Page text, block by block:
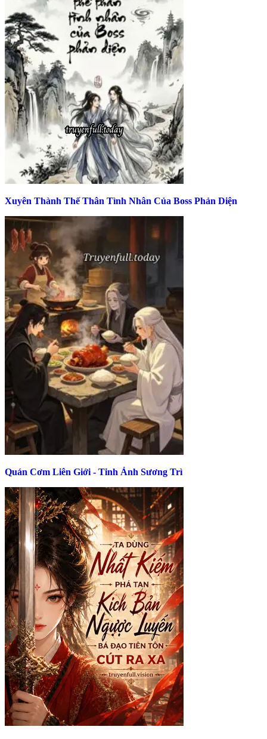
Xuyên Thành Thế Thân Tình Nhân Của Boss Phản Diện
Quán Cơm Liên Giới - Tinh Ảnh Sương Trì